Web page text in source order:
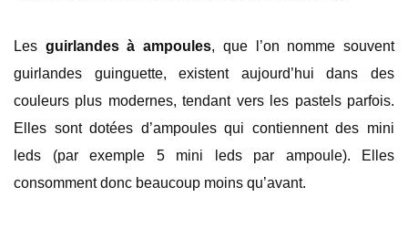
Les guirlandes à ampoules, que l’on nomme souvent
guirlandes guinguette, existent aujourd’hui dans des
couleurs plus modernes, tendant vers les pastels parfois.
Elles sont dotées d’ampoules qui contiennent des mini
leds (par exemple 5 mini leds par ampoule). Elles
consomment donc beaucoup moins qu’avant.